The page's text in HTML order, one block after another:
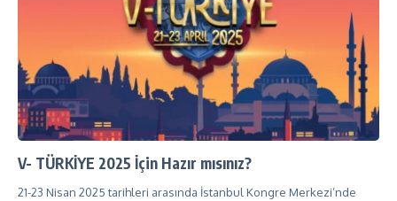
V- TÜRKİYE 2025 İçin Hazır mısınız?
21-23 Nisan 2025 tarihleri arasında İstanbul Kongre Merkezi’nde